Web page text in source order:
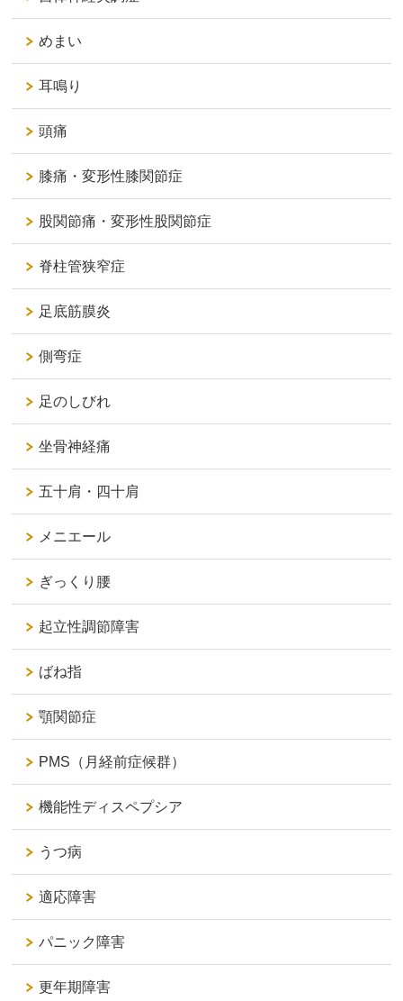
めまい
耳鳴り
頭痛
膝痛・変形性膝関節症
股関節痛・変形性股関節症
脊柱管狭窄症
足底筋膜炎
側弯症
足のしびれ
坐骨神経痛
五十肩・四十肩
メニエール
ぎっくり腰
起立性調節障害
ばね指
顎関節症
PMS（月経前症候群）
機能性ディスペプシア
うつ病
適応障害
パニック障害
更年期障害